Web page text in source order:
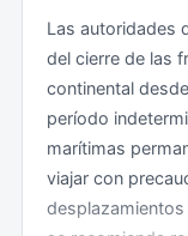
Las autoridades
del cierre de las
continental
período
marítimas
viajar con